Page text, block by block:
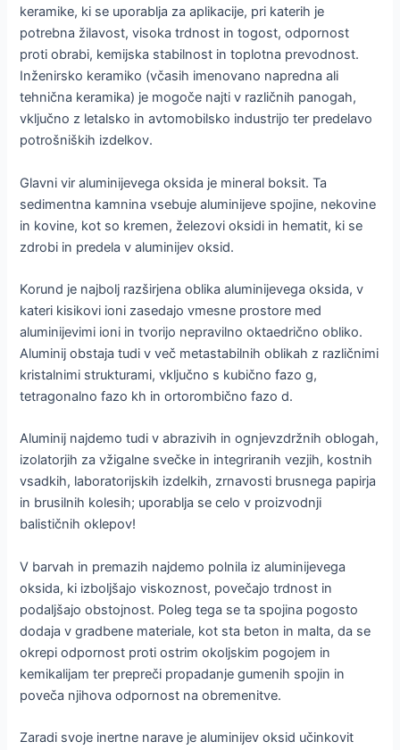
keramike, ki se uporablja za aplikacije, pri katerih je
potrebna žilavost, visoka trdnost in togost, odpornost
proti obrabi, kemijska stabilnost in toplotna prevodnost.
Inženirsko keramiko (včasih imenovano napredna ali
tehnična keramika) je mogoče najti v različnih panogah,
vključno z letalsko in avtomobilsko industrijo ter predelavo
potrošniških izdelkov.
Glavni vir aluminijevega oksida je mineral boksit. Ta
sedimentna kamnina vsebuje aluminijeve spojine, nekovine
in kovine, kot so kremen, železovi oksidi in hematit, ki se
zdrobi in predela v aluminijev oksid.
Korund je najbolj razširjena oblika aluminijevega oksida, v
kateri kisikovi ioni zasedajo vmesne prostore med
aluminijevimi ioni in tvorijo nepravilno oktaedrično obliko.
Aluminij obstaja tudi v več metastabilnih oblikah z različnimi
kristalnimi strukturami, vključno s kubično fazo g,
tetragonalno fazo kh in ortorombično fazo d.
Aluminij najdemo tudi v abrazivih in ognjevzdržnih oblogah,
izolatorjih za vžigalne svečke in integriranih vezjih, kostnih
vsadkih, laboratorijskih izdelkih, zrnavosti brusnega papirja
in brusilnih kolesih; uporablja se celo v proizvodnji
balističnih oklepov!
V barvah in premazih najdemo polnila iz aluminijevega
oksida, ki izboljšajo viskoznost, povečajo trdnost in
podaljšajo obstojnost. Poleg tega se ta spojina pogosto
dodaja v gradbene materiale, kot sta beton in malta, da se
okrepi odpornost proti ostrim okoljskim pogojem in
kemikalijam ter prepreči propadanje gumenih spojin in
poveča njihova odpornost na obremenitve.
Zaradi svoje inertne narave je aluminijev oksid učinkovit